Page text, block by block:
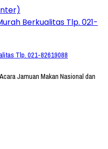
Tlp. 021-82619088
Jamuan Makan Nasional dan